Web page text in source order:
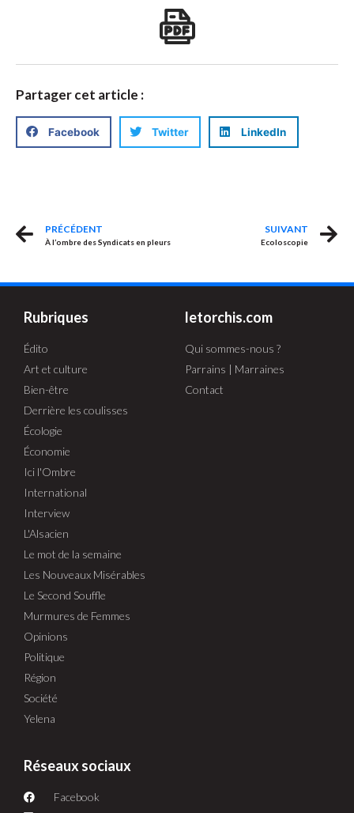
Partager cet article :
Facebook Twitter LinkedIn
PRÉCÉDENT
À l’ombre des Syndicats en pleurs
SUIVANT
Ecoloscopie
Rubriques
Édito
Art et culture
Bien-être
Derrière les coulisses
Écologie
Économie
Ici l'Ombre
International
Interview
L'Alsacien
Le mot de la semaine
Les Nouveaux Misérables
Le Second Souffle
Murmures de Femmes
Opinions
Politique
Région
Société
Yelena
letorchis.com
Qui sommes-nous ?
Parrains | Marraines
Contact
Réseaux sociaux
Facebook